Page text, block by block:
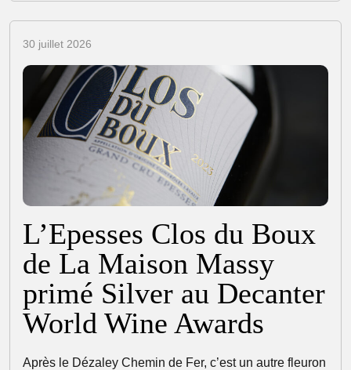
30 juillet 2026
L’Epesses Clos du Boux
de La Maison Massy
primé Silver au Decanter
World Wine Awards
Après le Dézaley Chemin de Fer, c’est un autre fleuron